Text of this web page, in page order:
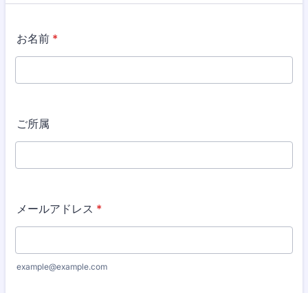
お名前 *
ご所属
メールアドレス *
example@example.com